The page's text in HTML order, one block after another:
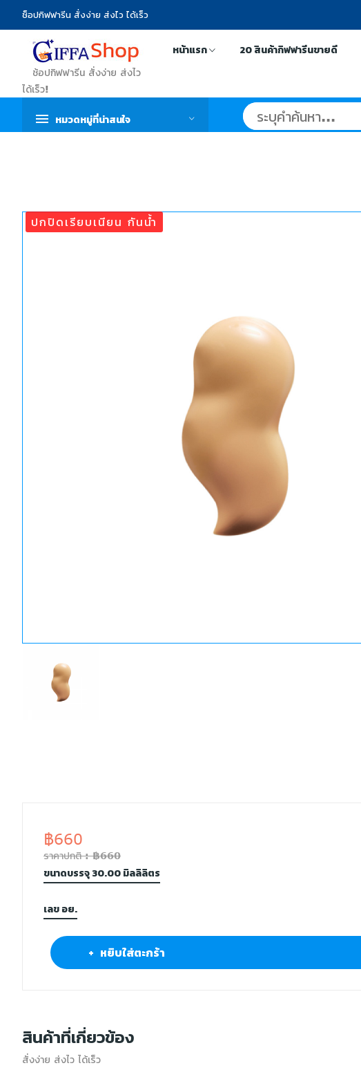
ช็อปกิฟฟารีน สั่งง่าย ส่งไว ได้เร็ว
ช้อปกิฟฟารีน สั่งง่าย ส่งไว
ได้เร็ว!
หน้าแรก 20 สินค้ากิฟฟารีนขายดี
หมวดหมู่ที่น่าสนใจ
ปกปิดเรียบเนียน กันน้ำ
฿660
ราคาปกติ : ฿660
ขนาดบรรจุ 30.00 มิลลิลิตร
เลข อย.
+ หยิบใส่ตะกร้า
สินค้าที่เกี่ยวข้อง
สั่งง่าย ส่งไว ได้เร็ว